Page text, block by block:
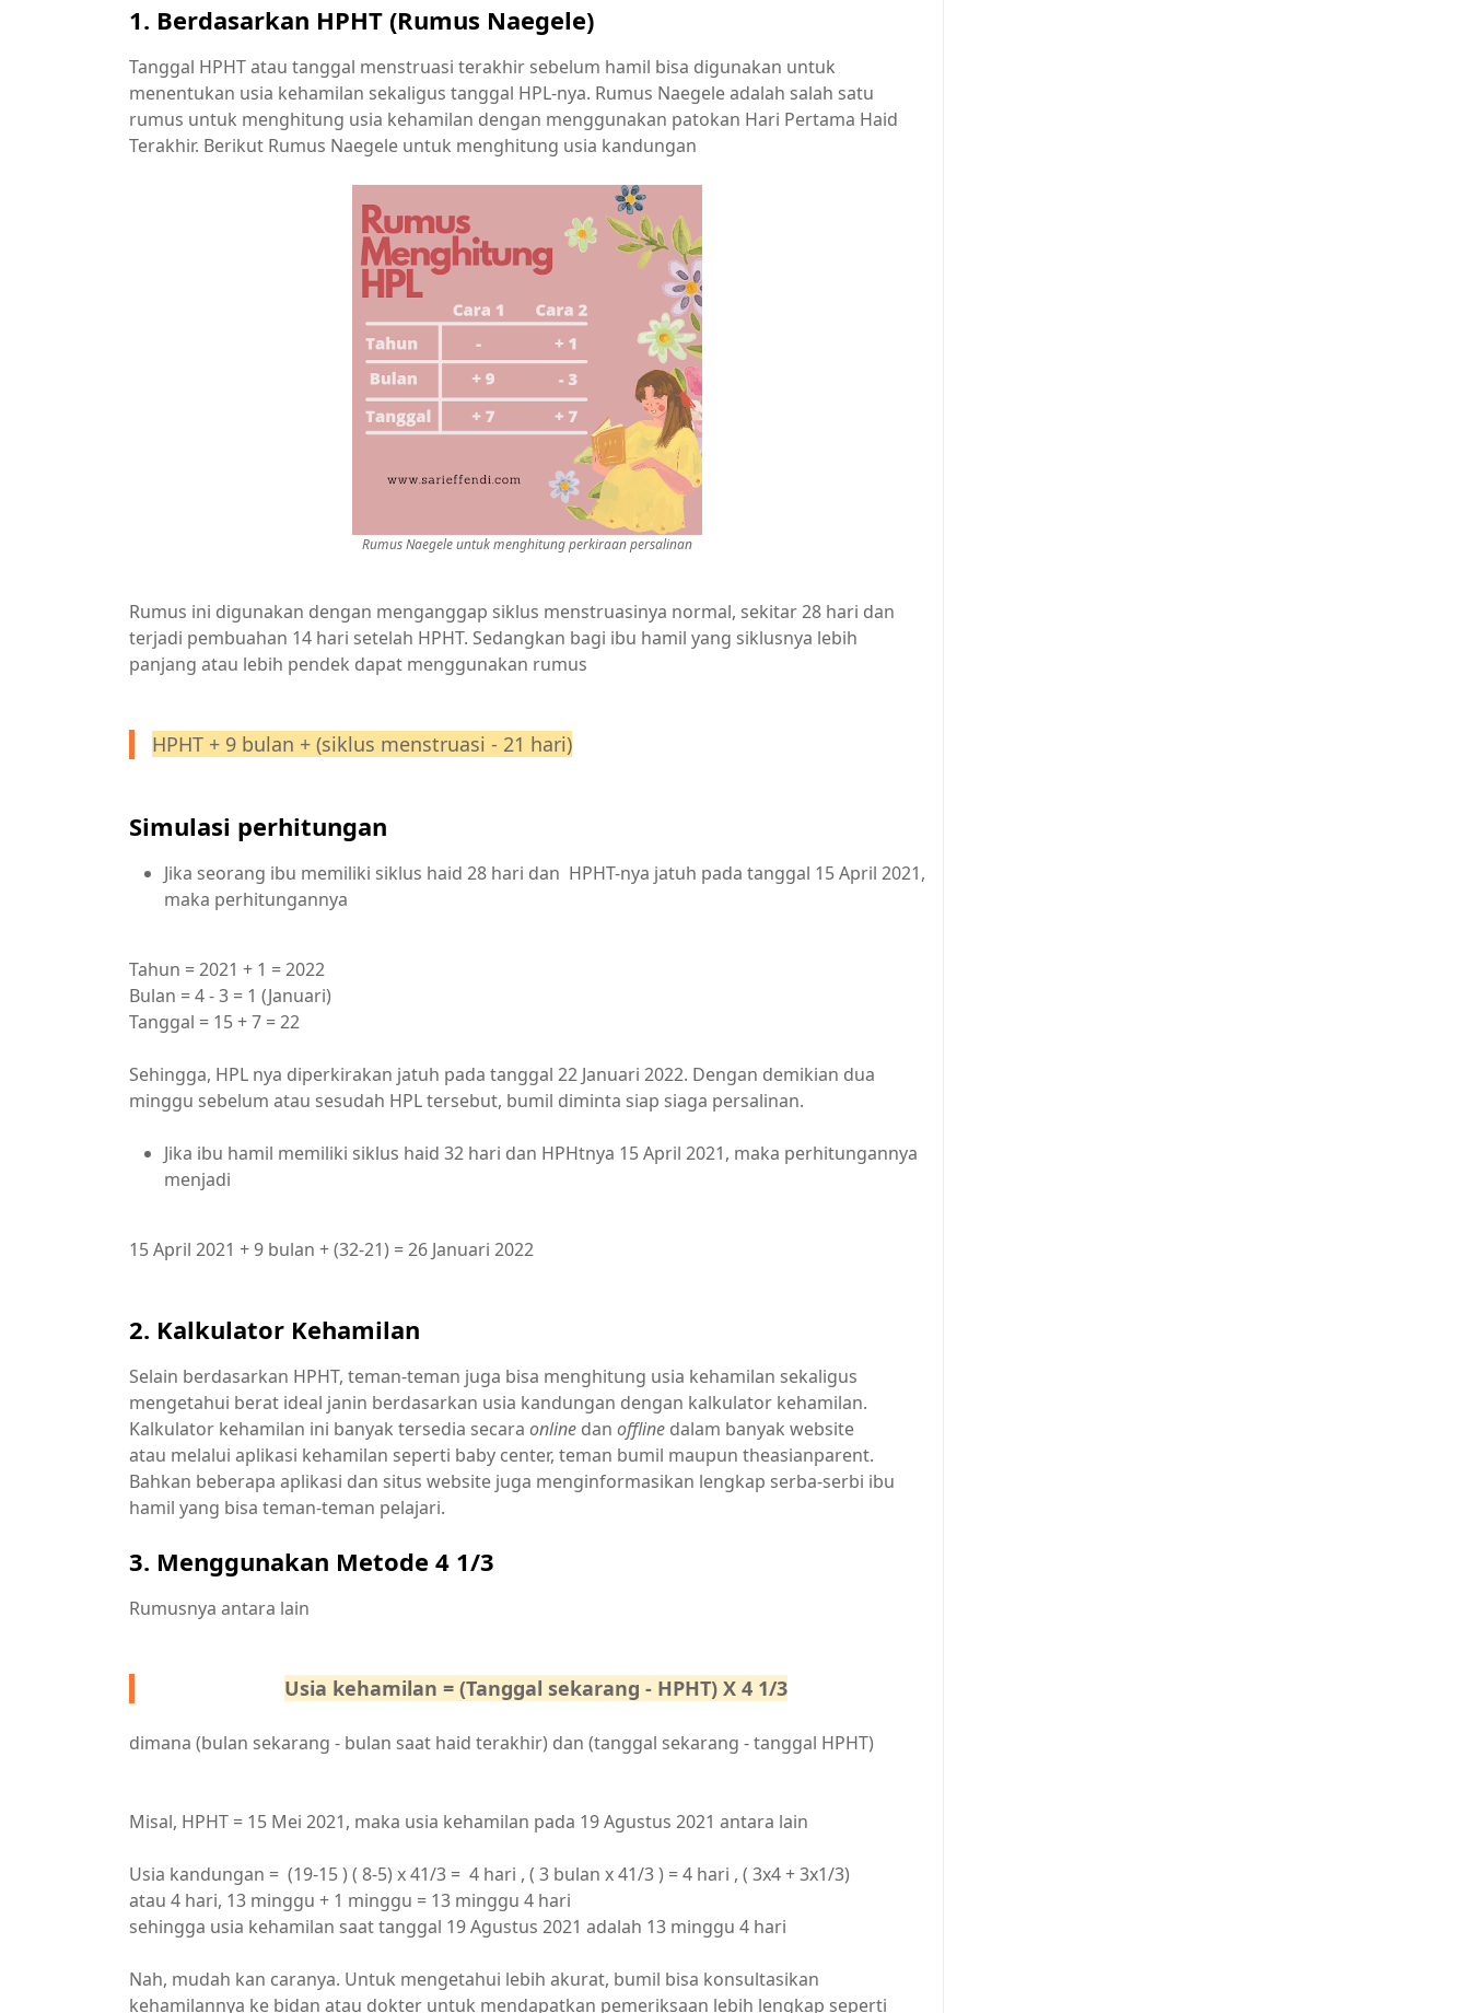
1. Berdasarkan HPHT (Rumus Naegele)
Tanggal HPHT atau tanggal menstruasi terakhir sebelum hamil bisa digunakan untuk
menentukan usia kehamilan sekaligus tanggal HPL-nya. Rumus Naegele adalah salah satu
rumus untuk menghitung usia kehamilan dengan menggunakan patokan Hari Pertama Haid
Terakhir. Berikut Rumus Naegele untuk menghitung usia kandungan
Rumus Naegele untuk menghitung perkiraan persalinan
Rumus ini digunakan dengan menganggap siklus menstruasinya normal, sekitar 28 hari dan
terjadi pembuahan 14 hari setelah HPHT. Sedangkan bagi ibu hamil yang siklusnya lebih
panjang atau lebih pendek dapat menggunakan rumus
HPHT + 9 bulan + (siklus menstruasi - 21 hari)
Simulasi perhitungan
Jika seorang ibu memiliki siklus haid 28 hari dan HPHT-nya jatuh pada tanggal 15 April 2021,
maka perhitungannya
Tahun = 2021 + 1 = 2022
Bulan = 4 - 3 = 1 (Januari)
Tanggal = 15 + 7 = 22
Sehingga, HPL nya diperkirakan jatuh pada tanggal 22 Januari 2022. Dengan demikian dua
minggu sebelum atau sesudah HPL tersebut, bumil diminta siap siaga persalinan.
Jika ibu hamil memiliki siklus haid 32 hari dan HPHtnya 15 April 2021, maka perhitungannya
menjadi
15 April 2021 + 9 bulan + (32-21) = 26 Januari 2022
2. Kalkulator Kehamilan
Selain berdasarkan HPHT, teman-teman juga bisa menghitung usia kehamilan sekaligus
mengetahui berat ideal janin berdasarkan usia kandungan dengan kalkulator kehamilan.
Kalkulator kehamilan ini banyak tersedia secara online dan offline dalam banyak website
atau melalui aplikasi kehamilan seperti baby center, teman bumil maupun theasianparent.
Bahkan beberapa aplikasi dan situs website juga menginformasikan lengkap serba-serbi ibu
hamil yang bisa teman-teman pelajari.
3. Menggunakan Metode 4 1/3
Rumusnya antara lain
Usia kehamilan = (Tanggal sekarang - HPHT) X 4 1/3
dimana (bulan sekarang - bulan saat haid terakhir) dan (tanggal sekarang - tanggal HPHT)
Misal, HPHT = 15 Mei 2021, maka usia kehamilan pada 19 Agustus 2021 antara lain
Usia kandungan = (19-15 ) ( 8-5) x 41/3 = 4 hari , ( 3 bulan x 41/3 ) = 4 hari , ( 3x4 + 3x1/3)
atau 4 hari, 13 minggu + 1 minggu = 13 minggu 4 hari
sehingga usia kehamilan saat tanggal 19 Agustus 2021 adalah 13 minggu 4 hari
Nah, mudah kan caranya. Untuk mengetahui lebih akurat, bumil bisa konsultasikan
kehamilannya ke bidan atau dokter untuk mendapatkan pemeriksaan lebih lengkap seperti